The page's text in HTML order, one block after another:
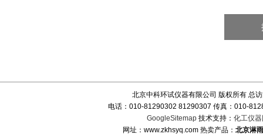
北京中科环试仪器有限公司 版权所有 总
电话：010-81290302 81290307 传真：010-
GoogleSitemap技术支持： 化工仪器
网址：www.zkhsyq.com 热卖产品： 北京淋